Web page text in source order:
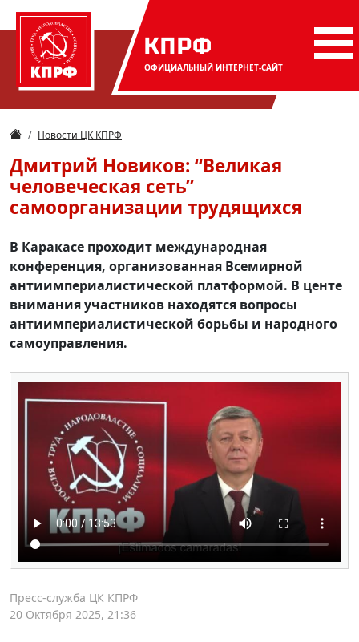
КПРФ
ОФИЦИАЛЬНЫЙ ИНТЕРНЕТ-САЙТ
Новости ЦК КПРФ
Дмитрий Новиков: “Великая
человеческая сеть”
самоорганизации трудящихся
В Каракасе проходит международная
конференция, организованная Всемирной
антиимпериалистической платформой. В центе
внимания участников находятся вопросы
антиимпериалистической борьбы и народного
самоуправления.
Пресс-служба ЦК КПРФ
20 Октября 2025, 21:36